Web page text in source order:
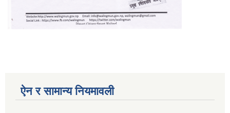
ऐन र सामान्य नियमावली